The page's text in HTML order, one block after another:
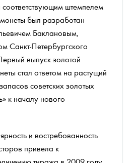
соответствующим штемпелем
был разработан
Баклановым,
Санкт-Петербургского
выпуск золотой
стал ответом на растущий
советских золотых
к началу нового
и востребованность
привела к